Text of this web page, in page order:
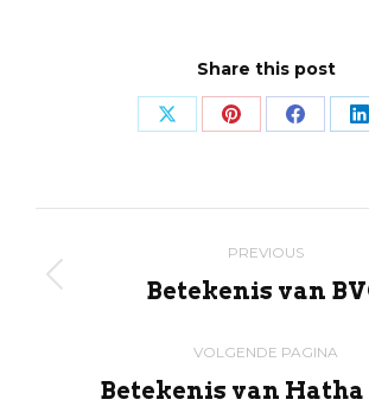
Share this post
Share Share Share
navigation
PREVIOUS
Previous
Betekenis van
VOLGENDE PAGINA
Volgende
Betekenis van Hatha